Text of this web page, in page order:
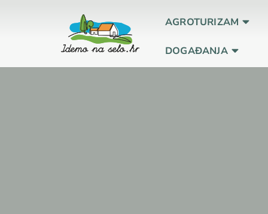
AGROTURIZAM
DOGAĐANJA